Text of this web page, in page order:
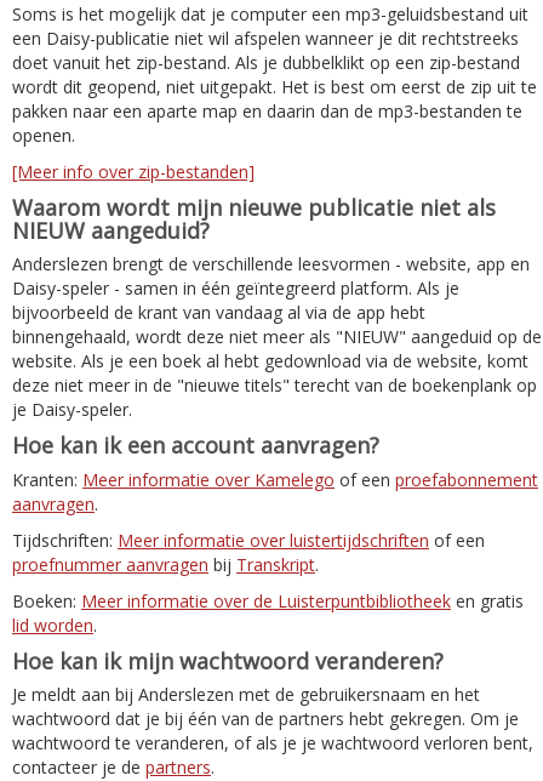
Soms is het mogelijk dat je computer een mp3-geluidsbestand uit
een Daisy-publicatie niet wil afspelen wanneer je dit rechtstreeks
doet vanuit het zip-bestand. Als je dubbelklikt op een zip-bestand
wordt dit geopend, niet uitgepakt. Het is best om eerst de zip uit te
pakken naar een aparte map en daarin dan de mp3-bestanden te
openen.
[Meer info over zip-bestanden]
Waarom wordt mijn nieuwe publicatie niet als
NIEUW aangeduid?
Anderslezen brengt de verschillende leesvormen - website, app en
Daisy-speler - samen in één geïntegreerd platform. Als je
bijvoorbeeld de krant van vandaag al via de app hebt
binnengehaald, wordt deze niet meer als "NIEUW" aangeduid op de
website. Als je een boek al hebt gedownload via de website, komt
deze niet meer in de "nieuwe titels" terecht van de boekenplank op
je Daisy-speler.
Hoe kan ik een account aanvragen?
Kranten: Meer informatie over Kamelego of een proefabonnement
aanvragen.
Tijdschriften: Meer informatie over luistertijdschriften of een
proefnummer aanvragen bij Transkript.
Boeken: Meer informatie over de Luisterpuntbibliotheek en gratis
lid worden.
Hoe kan ik mijn wachtwoord veranderen?
Je meldt aan bij Anderslezen met de gebruikersnaam en het
wachtwoord dat je bij één van de partners hebt gekregen. Om je
wachtwoord te veranderen, of als je je wachtwoord verloren bent,
contacteer je de partners.